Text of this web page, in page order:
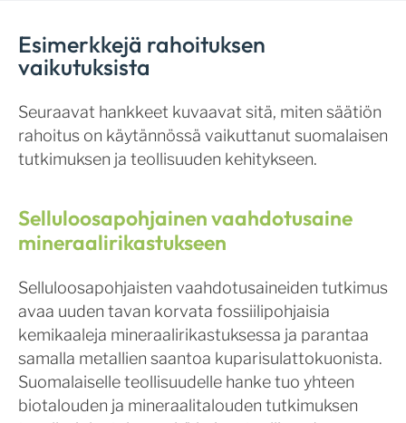
Esimerkkejä rahoituksen
vaikutuksista
Seuraavat hankkeet kuvaavat sitä, miten säätiön
rahoitus on käytännössä vaikuttanut suomalaisen
tutkimuksen ja teollisuuden kehitykseen.
Selluloosapohjainen vaahdotusaine
mineraalirikastukseen
Selluloosapohjaisten vaahdotusaineiden tutkimus
avaa uuden tavan korvata fossiilipohjaisia
kemikaaleja mineraalirikastuksessa ja parantaa
samalla metallien saantoa kuparisulattokuonista.
Suomalaiselle teollisuudelle hanke tuo yhteen
biotalouden ja mineraalitalouden tutkimuksen